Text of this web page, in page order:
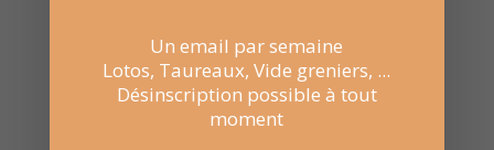
Un email par semaine
Lotos, Taureaux, Vide greniers, ...
Désinscription possible à tout
moment